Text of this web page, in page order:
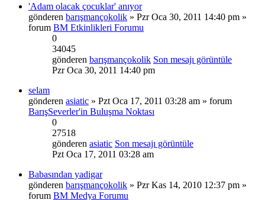
'Adam olacak çocuklar' anıyor
gönderen barışmançokolik » Pzr Oca 30, 2011 14:40 pm »
forum BM Etkinlikleri Forumu
0
34045
gönderen barışmançokolik Son mesajı görüntüle
Pzr Oca 30, 2011 14:40 pm
selam
gönderen asiatic » Pzt Oca 17, 2011 03:28 am » forum
BarışSeverler'in Buluşma Noktası
0
27518
gönderen asiatic Son mesajı görüntüle
Pzt Oca 17, 2011 03:28 am
Babasından yadigar
gönderen barışmançokolik » Pzr Kas 14, 2010 12:37 pm »
forum BM Medya Forumu